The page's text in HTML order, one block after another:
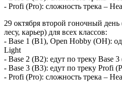
- Profi (Pro): сложность трека –
29 октября второй гоночный день
лесу, карьер) для всех классов:
- Base 1 (В1), Open Hobby (OH):
Light
- Base 2 (В2): едут по треку Base
- Base 3 (В3): едут по треку Profi
- Profi (Pro): сложность трека –